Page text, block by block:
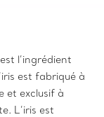
l’ingrédient
est fabriqué à
et exclusif à
L’iris est